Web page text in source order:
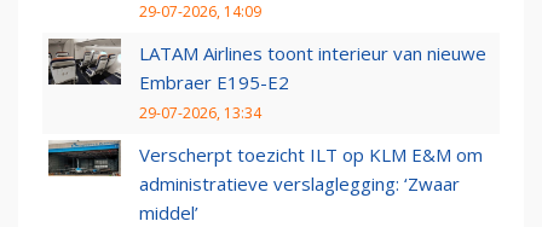
29-07-2026, 14:09
LATAM Airlines toont interieur van nieuwe
Embraer E195-E2
29-07-2026, 13:34
Verscherpt toezicht ILT op KLM E&M om
administratieve verslaglegging: ‘Zwaar
middel’